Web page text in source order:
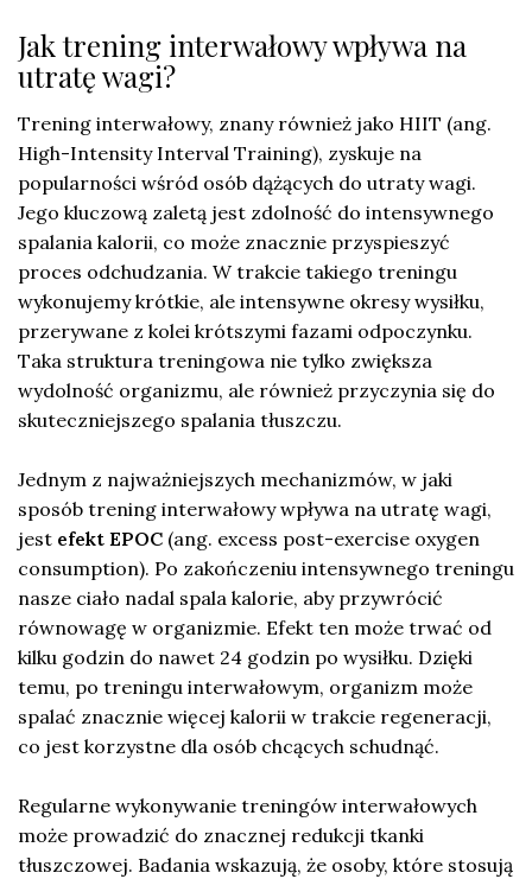
Jak trening interwałowy wpływa na
utratę wagi?
Trening interwałowy, znany również jako HIIT (ang.
High-Intensity Interval Training), zyskuje na
popularności wśród osób dążących do utraty wagi.
Jego kluczową zaletą jest zdolność do intensywnego
spalania kalorii, co może znacznie przyspieszyć
proces odchudzania. W trakcie takiego treningu
wykonujemy krótkie, ale intensywne okresy wysiłku,
przerywane z kolei krótszymi fazami odpoczynku.
Taka struktura treningowa nie tylko zwiększa
wydolność organizmu, ale również przyczynia się do
skuteczniejszego spalania tłuszczu.
Jednym z najważniejszych mechanizmów, w jaki
sposób trening interwałowy wpływa na utratę wagi,
jest efekt EPOC (ang. excess post-exercise oxygen
consumption). Po zakończeniu intensywnego treningu
nasze ciało nadal spala kalorie, aby przywrócić
równowagę w organizmie. Efekt ten może trwać od
kilku godzin do nawet 24 godzin po wysiłku. Dzięki
temu, po treningu interwałowym, organizm może
spalać znacznie więcej kalorii w trakcie regeneracji,
co jest korzystne dla osób chcących schudnąć.
Regularne wykonywanie treningów interwałowych
może prowadzić do znacznej redukcji tkanki
tłuszczowej. Badania wskazują, że osoby, które stosują